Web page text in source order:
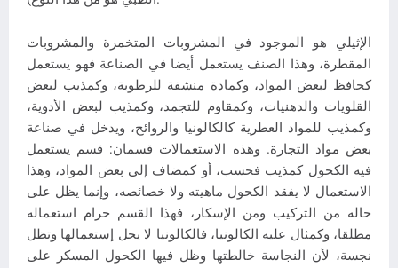
الإثيلي هو الموجود في المشروبات المتخمرة والمشروبات
المقطرة، وهذا الصنف يستعمل أيضا في الصناعة فهو يستعمل
كحافظ لبعض المواد، وكمادة منشفة للرطوبة، وكمذيب لبعض
القلويات والدهنيات، وكمقاوم للتجمد، وكمذيب لبعض الأدوية،
وكمذيب للمواد العطرية كالكالونيا والروائح، ويدخل في صناعة
بعض مواد التجارة. وهذه الاستعمالات قسمان: قسم يستعمل
فيه الكحول كمذيب فحسب، أو كمضاف إلى بعض المواد، وهذا
الاستعمال لا يفقد الكحول ماهيته ولا خصائصه، وإنما يظل على
حاله من التركيب ومن الإسكار، فهذا القسم حرام استعماله
مطلقا، وكمثال عليه الكالونيا، فالكالونيا لا يحل إستعمالها وتظل
نجسة، لأن النجاسة خالطتها وظل فيها الكحول المسكر على